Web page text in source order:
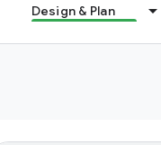
Design & Plan